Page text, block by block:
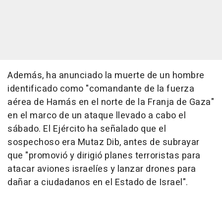
Además, ha anunciado la muerte de un hombre
identificado como "comandante de la fuerza
aérea de Hamás en el norte de la Franja de Gaza"
en el marco de un ataque llevado a cabo el
sábado. El Ejército ha señalado que el
sospechoso era Mutaz Dib, antes de subrayar
que "promovió y dirigió planes terroristas para
atacar aviones israelíes y lanzar drones para
dañar a ciudadanos en el Estado de Israel".